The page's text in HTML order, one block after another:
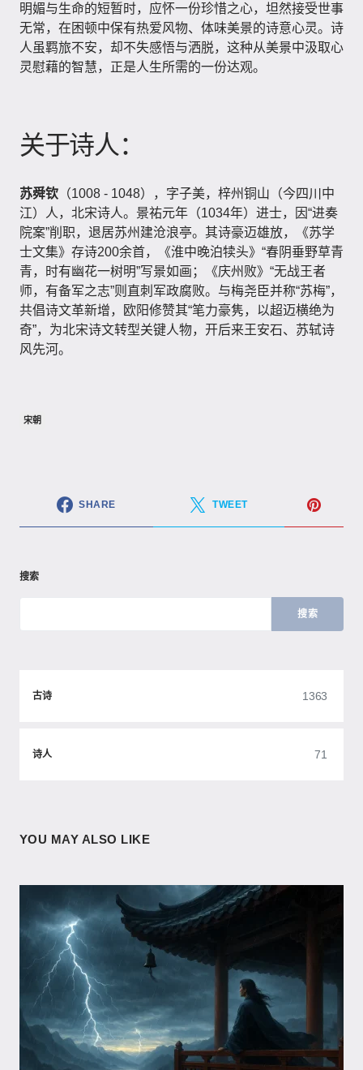
明媚与生命的短暂时，应怀一份珍惜之心，坦然接受世事
无常，在困顿中保有热爱风物、体味美景的诗意心灵。诗
人虽羁旅不安，却不失感悟与洒脱，这种从美景中汲取心
灵慰藉的智慧，正是人生所需的一份达观。
关于诗人：
苏舜钦 （1008 - 1048），字子美，梓州铜山（今四川中
江）人，北宋诗人。景祐元年（1034年）进士，因“进奏
院案”削职，退居苏州建沧浪亭。其诗豪迈雄放，《苏学
士文集》存诗200余首，《淮中晚泊犊头》“春阴垂野草青
青，时有幽花一树明”写景如画；《庆州败》“无战王者
师，有备军之志”则直刺军政腐败。与梅尧臣并称“苏梅”，
共倡诗文革新增，欧阳修赞其“笔力豪隽，以超迈横绝为
奇”，为北宋诗文转型关键人物，开后来王安石、苏轼诗
风先河。
宋朝
SHARE TWEET
搜索
搜索
古诗 1363
诗人 71
YOU MAY ALSO LIKE